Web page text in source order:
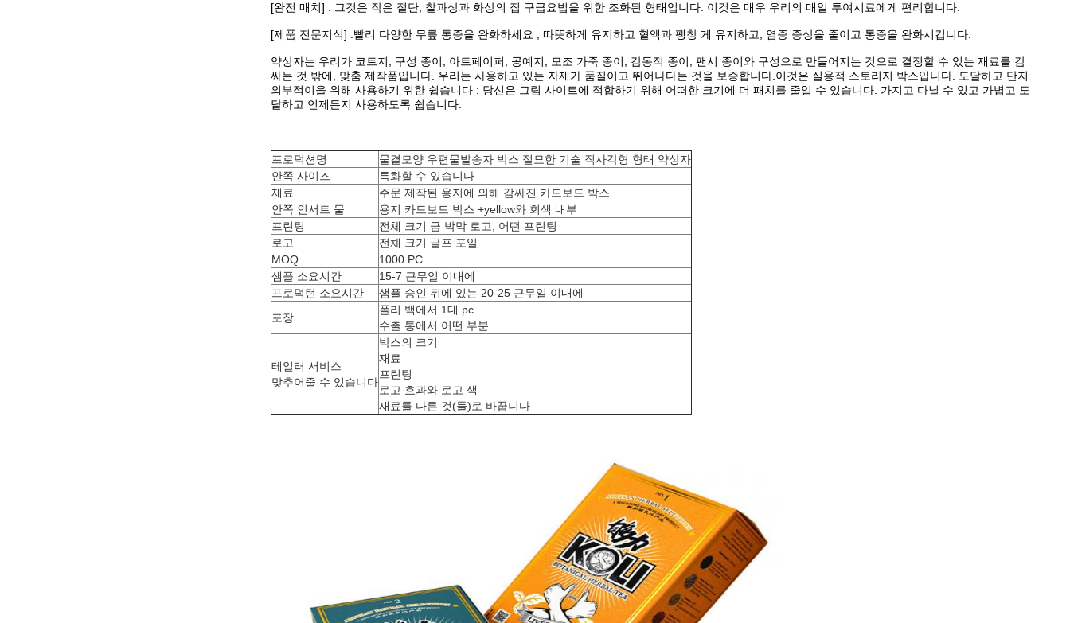
[완전 매치] : 그것은 작은 절단, 찰과상과 화상의 집 구급요법을 위한 조화된 형태입니다. 이것은 매우 우리의 매일 투여시료에게 편리합니다.
[제품 전문지식] :빨리 다양한 무릎 통증을 완화하세요 ; 따뜻하게 유지하고 혈액과 팽창 게 유지하고, 염증 증상을 줄이고 통증을 완화시킵니다.
약상자는 우리가 코트지, 구성 종이, 아트페이퍼, 공예지, 모조 가죽 종이, 감동적 종이, 팬시 종이와 구성으로 만들어지는 것으로 결정할 수 있는 재료를 감
싸는 것 밖에, 맞춤 제작품입니다. 우리는 사용하고 있는 자재가 품질이고 뛰어나다는 것을 보증합니다.이것은 실용적 스토리지 박스입니다. 도달하고 단지
외부적이을 위해 사용하기 위한 쉽습니다 ; 당신은 그림 사이트에 적합하기 위해 어떠한 크기에 더 패치를 줄일 수 있습니다. 가지고 다닐 수 있고 가볍고 도
달하고 언제든지 사용하도록 쉽습니다.
프로덕션명
물결모양 우편물발송자 박스 절묘한 기술 직사각형 형태 약상자
안쪽 사이즈
특화할 수 있습니다
재료
주문 제작된 용지에 의해 감싸진 카드보드 박스
안쪽 인서트 물
용지 카드보드 박스 +yellow와 회색 내부
프린팅
전체 크기 금 박막 로고, 어떤 프린팅
로고
전체 크기 골프 포일
MOQ
1000 PC
샘플 소요시간
15-7 근무일 이내에
프로덕턴 소요시간
샘플 승인 뒤에 있는 20-25 근무일 이내에
포장
폴리 백에서 1대 pc
수출 통에서 어떤 부분
테일러 서비스
맞추어줄 수 있습니다
박스의 크기
재료
프린팅
로고 효과와 로고 색
재료를 다른 것(들)로 바꿉니다